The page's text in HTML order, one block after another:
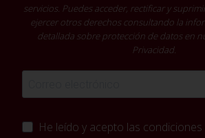
servicios. Puedes acceder, rectificar y
ejercer otros derechos consultando la
detallada sobre protección de datos en
Privacidad.
He leído y acepto las